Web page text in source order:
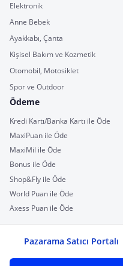
Elektronik
Anne Bebek
Ayakkabı, Çanta
Kişisel Bakım ve Kozmetik
Otomobil, Motosiklet
Spor ve Outdoor
Ödeme
Kredi Kartı/Banka Kartı ile Öde
MaxiPuan ile Öde
MaxiMil ile Öde
Bonus ile Öde
Shop&Fly ile Öde
World Puan ile Öde
Axess Puan ile Öde
Pazarama Satıcı Portalı